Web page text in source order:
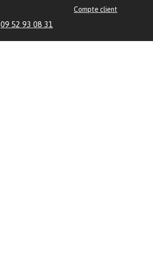
Compte client
09 52 93 08 31